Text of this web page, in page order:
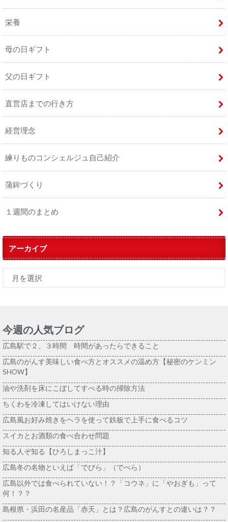
栄養
母の日ギフト
父の日ギフト
直営店までの行き方
経営理念
練りものコンシェルジュ自己紹介
蒲鉾づくり
１週間のまとめ
アーカイブ
今週の人気ブログ
広島駅で２、３時間 時間があったらできること
広島のがんす美味しい食べ方とオススメの温め方【秘密のケンミン
SHOW】
油や洗剤を床にこぼしてすべる時の掃除方法
ちくわを冷凍してはいけない理由
広島風お好み焼きをヘラを使って鉄板で上手に食べるコツ
スイカとお酒類の食べ合わせ問題
知る人ぞ知る【ひろしまっこ汁】
広島冬の名物といえば「でびら」（でべら）
広島以外では食べられていない！？「コウネ」に「やおぎも」って
何！？？
島根県・浜田の名産品「赤天」とは？広島のがんすとの違いは？？